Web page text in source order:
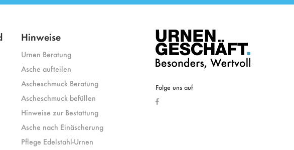
Hinweise
Urnen Beratung
Asche aufteilen
Ascheschmuck Beratung
Ascheschmuck befüllen
Hinweise zur Bestattung
Asche nach Einäscherung
Pflege Edelstahl-Urnen
Folge uns auf